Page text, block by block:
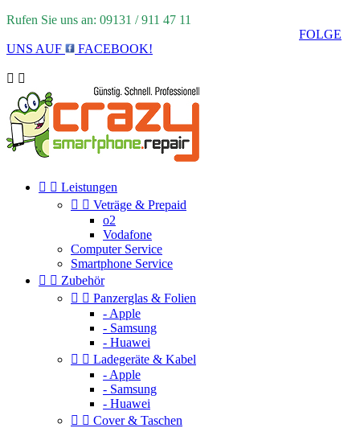
Rufen Sie uns an: 09131 / 911 47 11
FOLGE
UNS AUF
FACEBOOK!
 
  Leistungen
  Veträge & Prepaid
o2
Vodafone
Computer Service
Smartphone Service
  Zubehör
  Panzerglas & Folien
- Apple
- Samsung
- Huawei
  Ladegeräte & Kabel
- Apple
- Samsung
- Huawei
  Cover & Taschen